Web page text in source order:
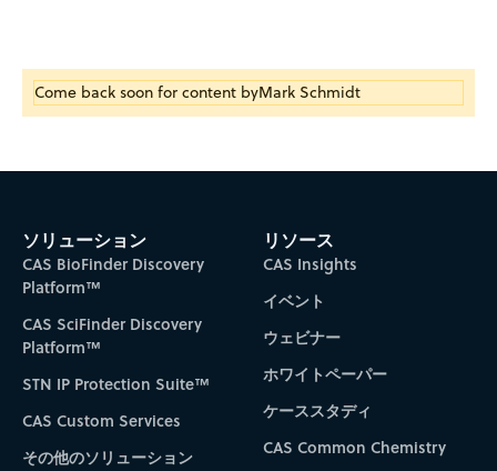
Come back soon for content byMark Schmidt
ソリューション
CAS BioFinder Discovery
Platform™
CAS SciFinder Discovery
Platform™
STN IP Protection Suite™
CAS Custom Services
その他のソリューション
リソース
CAS Insights
イベント
ウェビナー
ホワイトペーパー
ケーススタディ
CAS Common Chemistry